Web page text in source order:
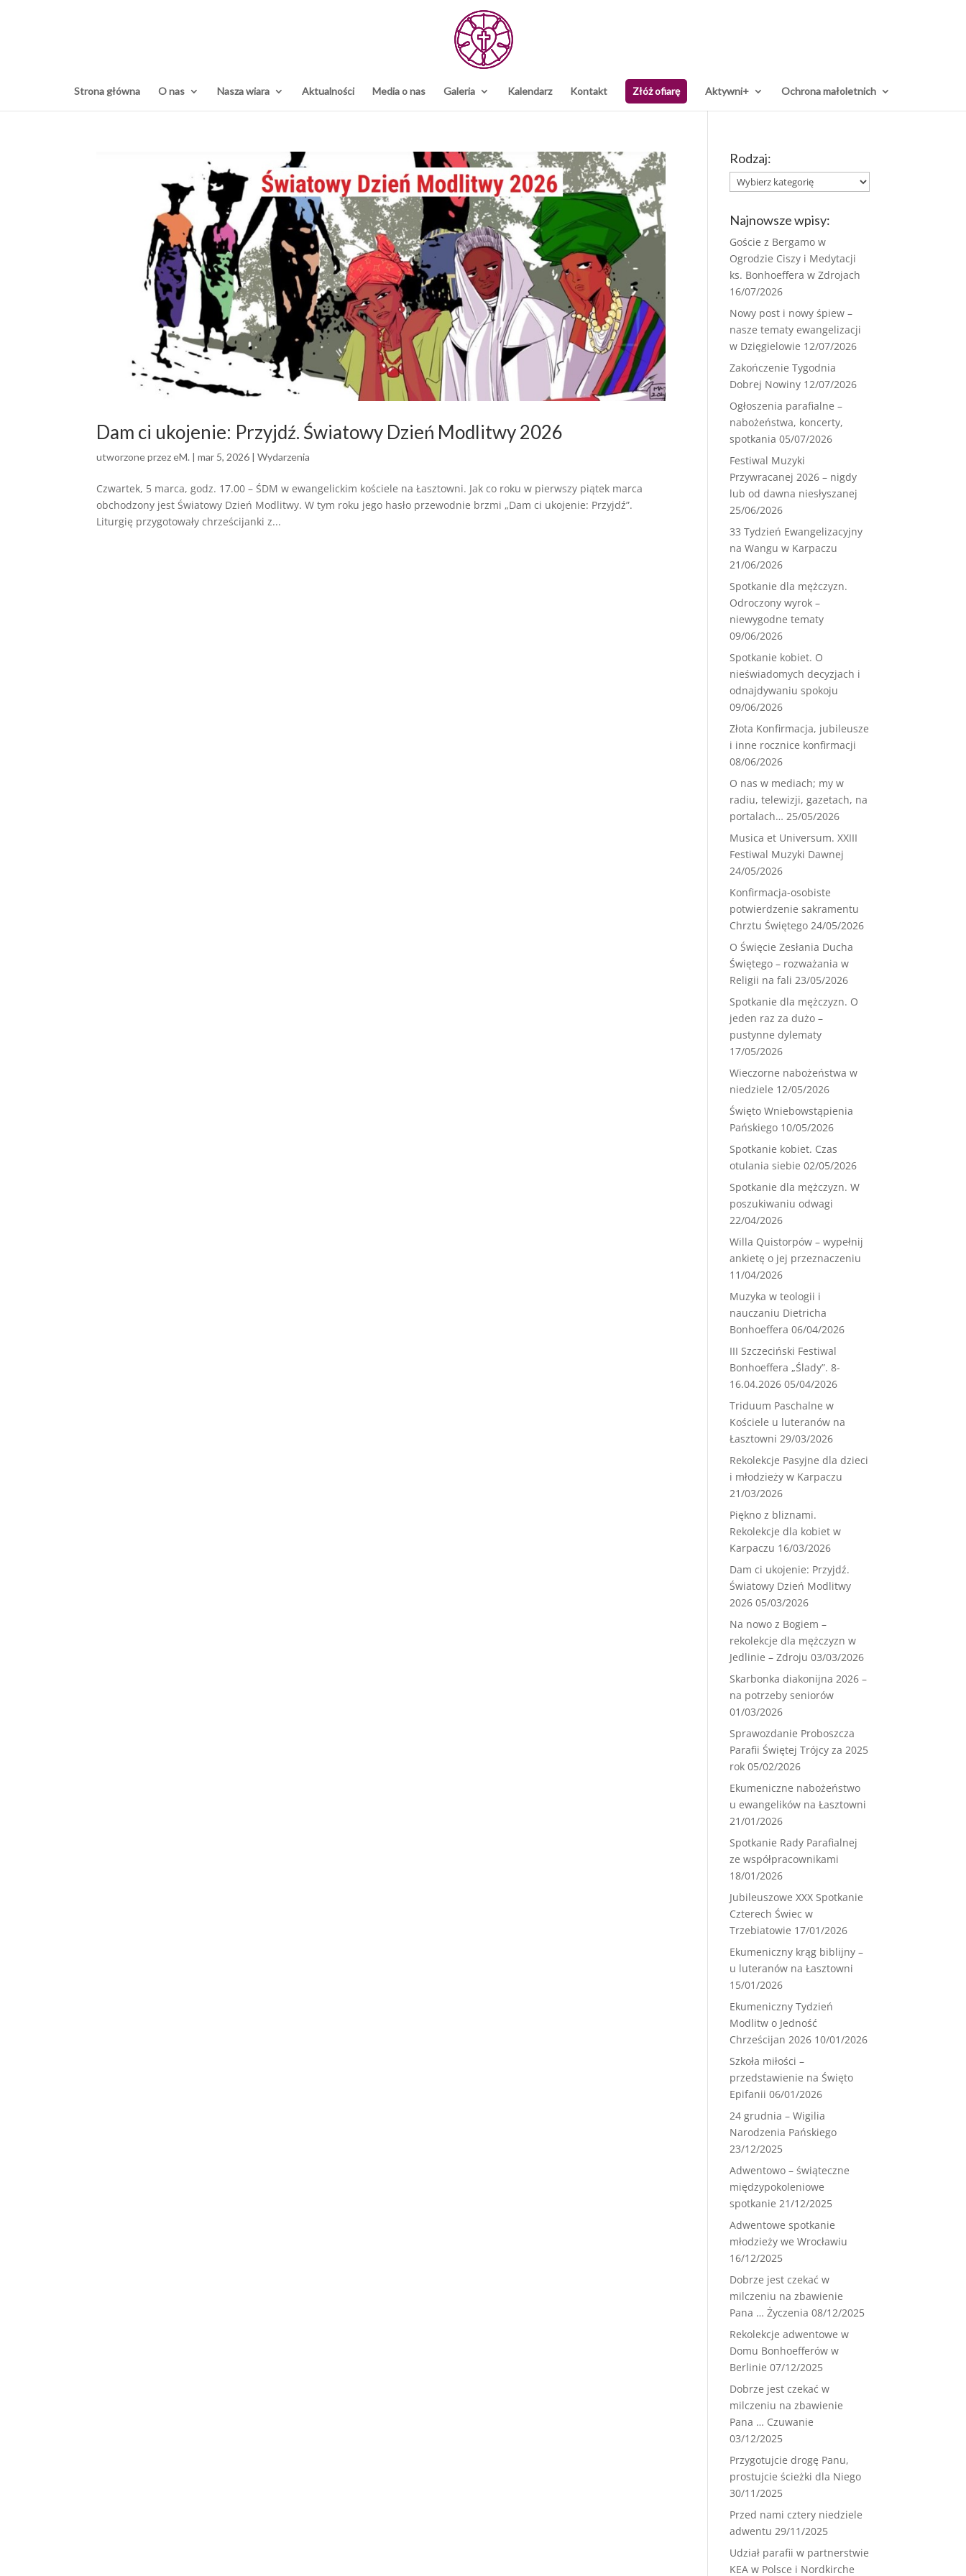
Strona główna O nas Nasza wiara Aktualności Media o nas Galeria Kalendarz Kontakt Złóż ofiarę Aktywni+ Ochrona małoletnich
Dam ci ukojenie: Przyjdź. Światowy Dzień Modlitwy 2026
utworzone przezeM. |mar 5, 2026 |Wydarzenia
Czwartek, 5 marca, godz. 17.00 – ŚDM w ewangelickim kościele na Łasztowni. Jak co roku w pierwszy piątek marca
obchodzony jest Światowy Dzień Modlitwy. W tym roku jego hasło przewodnie brzmi „Dam ci ukojenie: Przyjdź”.
Liturgię przygotowały chrześcijanki z...
Rodzaj:
Rodzaj:
Najnowsze wpisy:
Goście z Bergamo w
Ogrodzie Ciszy i Medytacji
ks. Bonhoeffera w Zdrojach
16/07/2026
Nowy post i nowy śpiew –
nasze tematy ewangelizacji
w Dzięgielowie 12/07/2026
Zakończenie Tygodnia
Dobrej Nowiny 12/07/2026
Ogłoszenia parafialne –
nabożeństwa, koncerty,
spotkania 05/07/2026
Festiwal Muzyki
Przywracanej 2026 – nigdy
lub od dawna niesłyszanej
25/06/2026
33 Tydzień Ewangelizacyjny
na Wangu w Karpaczu
21/06/2026
Spotkanie dla mężczyzn.
Odroczony wyrok –
niewygodne tematy
09/06/2026
Spotkanie kobiet. O
nieświadomych decyzjach i
odnajdywaniu spokoju
09/06/2026
Złota Konfirmacja, jubileusze
i inne rocznice konfirmacji
08/06/2026
O nas w mediach; my w
radiu, telewizji, gazetach, na
portalach… 25/05/2026
Musica et Universum. XXIII
Festiwal Muzyki Dawnej
24/05/2026
Konfirmacja-osobiste
potwierdzenie sakramentu
Chrztu Świętego 24/05/2026
O Święcie Zesłania Ducha
Świętego – rozważania w
Religii na fali 23/05/2026
Spotkanie dla mężczyzn. O
jeden raz za dużo –
pustynne dylematy
17/05/2026
Wieczorne nabożeństwa w
niedziele 12/05/2026
Święto Wniebowstąpienia
Pańskiego 10/05/2026
Spotkanie kobiet. Czas
otulania siebie 02/05/2026
Spotkanie dla mężczyzn. W
poszukiwaniu odwagi
22/04/2026
Willa Quistorpów – wypełnij
ankietę o jej przeznaczeniu
11/04/2026
Muzyka w teologii i
nauczaniu Dietricha
Bonhoeffera 06/04/2026
III Szczeciński Festiwal
Bonhoeffera „Ślady”. 8-
16.04.2026 05/04/2026
Triduum Paschalne w
Kościele u luteranów na
Łasztowni 29/03/2026
Rekolekcje Pasyjne dla dzieci
i młodzieży w Karpaczu
21/03/2026
Piękno z bliznami.
Rekolekcje dla kobiet w
Karpaczu 16/03/2026
Dam ci ukojenie: Przyjdź.
Światowy Dzień Modlitwy
2026 05/03/2026
Na nowo z Bogiem –
rekolekcje dla mężczyzn w
Jedlinie – Zdroju 03/03/2026
Skarbonka diakonijna 2026 –
na potrzeby seniorów
01/03/2026
Sprawozdanie Proboszcza
Parafii Świętej Trójcy za 2025
rok 05/02/2026
Ekumeniczne nabożeństwo
u ewangelików na Łasztowni
21/01/2026
Spotkanie Rady Parafialnej
ze współpracownikami
18/01/2026
Jubileuszowe XXX Spotkanie
Czterech Świec w
Trzebiatowie 17/01/2026
Ekumeniczny krąg biblijny –
u luteranów na Łasztowni
15/01/2026
Ekumeniczny Tydzień
Modlitw o Jedność
Chrześcijan 2026 10/01/2026
Szkoła miłości –
przedstawienie na Święto
Epifanii 06/01/2026
24 grudnia – Wigilia
Narodzenia Pańskiego
23/12/2025
Adwentowo – świąteczne
międzypokoleniowe
spotkanie 21/12/2025
Adwentowe spotkanie
młodzieży we Wrocławiu
16/12/2025
Dobrze jest czekać w
milczeniu na zbawienie
Pana … Życzenia 08/12/2025
Rekolekcje adwentowe w
Domu Bonhoefferów w
Berlinie 07/12/2025
Dobrze jest czekać w
milczeniu na zbawienie
Pana … Czuwanie
03/12/2025
Przygotujcie drogę Panu,
prostujcie ścieżki dla Niego
30/11/2025
Przed nami cztery niedziele
adwentu 29/11/2025
Udział parafii w partnerstwie
KEA w Polsce i Nordkirche